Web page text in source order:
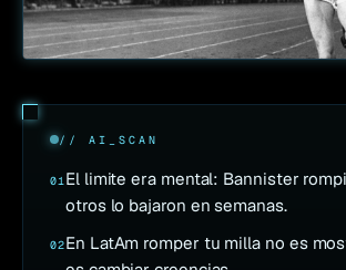
// AI_SCAN
01 El limite era mental: Bannister
otros lo bajaron en semanas.
02En LatAm romper tu milla no es